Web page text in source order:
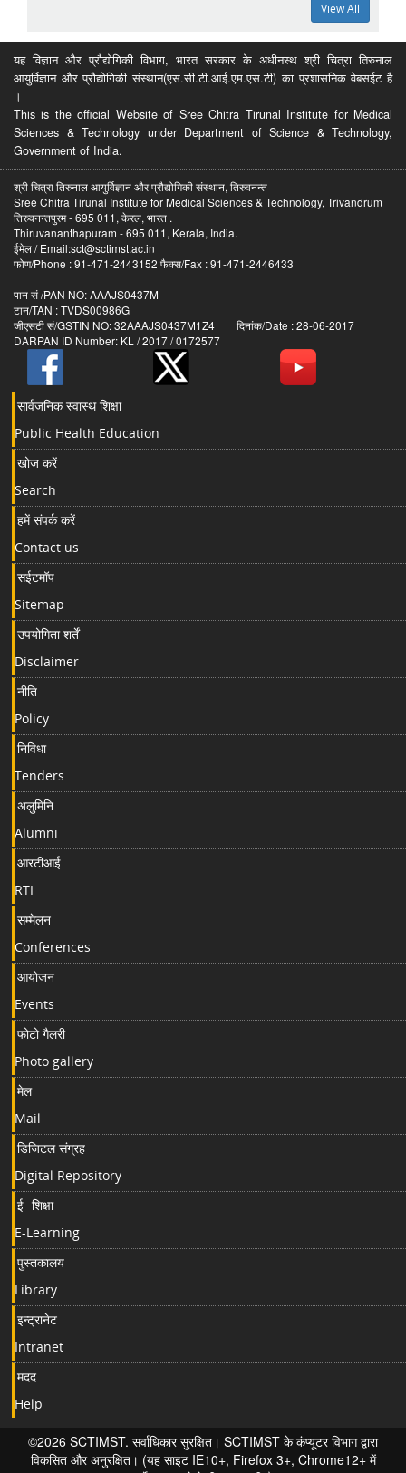
View All
यह विज्ञान और प्रौद्योगिकी विभाग, भारत सरकार के अधीनस्थ श्री चित्रा तिरुनाल
आयुर्विज्ञान और प्रौद्योगिकी संस्थान(एस.सी.टी.आई.एम.एस.टी) का प्रशासनिक वेबसईट है
।
This is the official Website of Sree Chitra Tirunal Institute for Medical
Sciences & Technology under Department of Science & Technology,
Government of India.
श्री चित्रा तिरुनाल आयुर्विज्ञान और प्रौद्योगिकी संस्थान, तिरुवनन्त
Sree Chitra Tirunal Institute for Medical Sciences & Technology, Trivandrum
तिरुवनन्तपुरम - 695 011, केरल, भारत .
Thiruvananthapuram - 695 011, Kerala, India.
ईमेल / Email:sct@sctimst.ac.in
फोण/Phone : 91-471-2443152 फैक्स/Fax : 91-471-2446433
पान सं /PAN NO: AAAJS0437M
टान/TAN : TVDS00986G
जीएसटी सं/GSTIN NO: 32AAAJS0437M1Z4 दिनांक/Date : 28-06-2017
DARPAN ID Number: KL / 2017 / 0172577
सार्वजनिक स्वास्थ शिक्षा
Public Health Education
खोज करें
Search
हमें संपर्क करें
Contact us
सईटमॉप
Sitemap
उपयोगिता शर्तें
Disclaimer
नीति
Policy
निविधा
Tenders
अलुमिनि
Alumni
आरटीआई
RTI
सम्मेलन
Conferences
आयोजन
Events
फोटो गैलरी
Photo gallery
मेल
Mail
डिजिटल संग्रह
Digital Repository
ई- शिक्षा
E-Learning
पुस्तकालय
Library
इन्ट्रानेट
Intranet
मदद
Help
©2026 SCTIMST. सर्वाधिकार सुरक्षित। SCTIMST के कंप्यूटर विभाग द्वारा
विकसित और अनुरक्षित। (यह साइट IE10+, Firefox 3+, Chrome12+ में